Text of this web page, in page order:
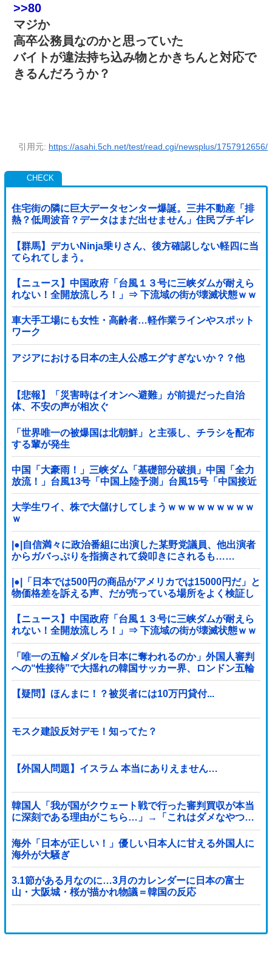
>>80
マジか
高卒公務員なのかと思っていた
バイトが違法持ち込み物とかきちんと対応で
きるんだろうか？
引用元: https://asahi.5ch.net/test/read.cgi/newsplus/1757912656/
住宅街の隣に巨大データセンター爆誕。三井不動産「排
熱？低周波音？データはまだ出せません」住民ブチギレ
【群馬】デカいNinja乗りさん、後方確認しない軽四に当
てられてしまう。
【ニュース】中国政府「台風１３号に三峡ダムが耐えら
れない！全開放流しろ！」⇒ 下流域の街が壊滅状態ｗｗ
ｗｗｗ
車大手工場にも女性・高齢者…軽作業ラインやスポット
ワーク
アジアにおける日本の主人公感エグすぎないか？？他
【悲報】「災害時はイオンへ避難」が前提だった自治
体、不安の声が相次ぐ
「世界唯一の被爆国は北朝鮮」と主張し、チラシを配布
する輩が発生
中国「大豪雨！」三峡ダム「基礎部分破損」中国「全力
放流！」台風13号「中国上陸予測」台風15号「中国接近
（画像」中国「台風同時上陸！（穀物生産が壊滅危機」
→
大学生ワイ、株で大儲けしてしまうｗｗｗｗｗｗｗｗｗ
ｗ
|●|自信満々に政治番組に出演した某野党議員、他出演者
からガバっぷりを指摘されて袋叩きにされるも……
|●|「日本では500円の商品がアメリカでは15000円だ」と
物価格差を訴える声、だが売っている場所をよく検証し
てみると……
【ニュース】中国政府「台風１３号に三峡ダムが耐えら
れない！全開放流しろ！」⇒ 下流域の街が壊滅状態ｗｗ
ｗｗｗ
「唯一の五輪メダルを日本に奪われるのか」外国人審判
への“性接待”で大揺れの韓国サッカー界、ロンドン五輪
メダル剝奪の可能性に戦々恐々「前例がない」
【疑問】ほんまに！？被災者には10万円貸付...
モスク建設反対デモ！知ってた？
【外国人問題】イスラム 本当にありえません…
韓国人「我が国がクウェート戦で行った審判買収が本当
に深刻である理由がこちら…」→「これはダメなやつ…
（ブルブル」＝韓国の反応
海外「日本が正しい！」優しい日本人に甘える外国人に
海外が大騒ぎ
3.1節がある月なのに…3月のカレンダーに日本の富士
山・大阪城・桜が描かれ物議＝韓国の反応